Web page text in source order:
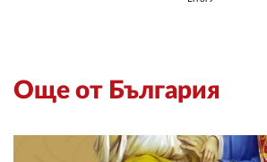
Още от България